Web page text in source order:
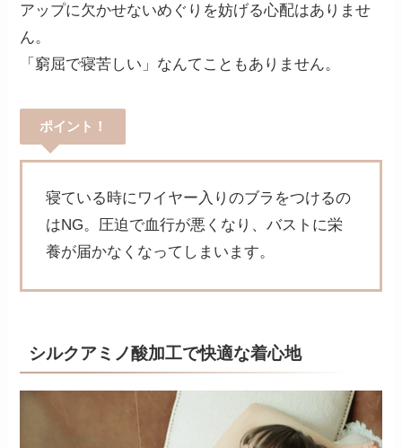
アップに欠かせないめぐりを妨げる心配はありませ
ん。
「窮屈で寝苦しい」なんてこともありません。
ポイント！
寝ている時にワイヤー入りのブラをつけるの
はNG。圧迫で血行が悪くなり、バストに栄
養が届かなくなってしまいます。
シルクアミノ酸加工で快適な着心地